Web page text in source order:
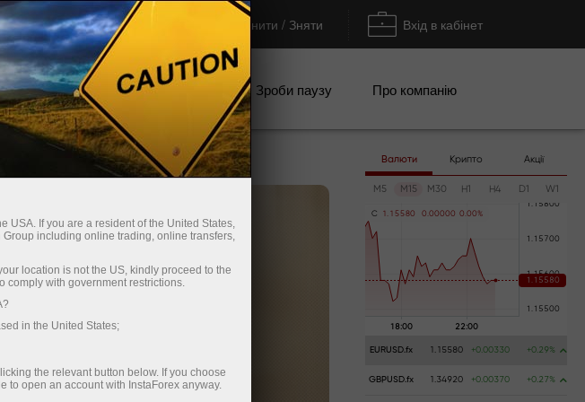
Торгова платформа Поповнити / Зняти Вхід в кабінет
Партнерам Промоакції Зроби паузу Про компанію
Валюти Крипто Акції
M5 M15 M30 H1 H4 D1 W1
C 1 . 1 5580 0 .00000 0 .00%
EURUSD.fx 1.15580 +0.00330 +0.29%
GBPUSD.fx 1.34920 +0.00370 +0.27%
USA. If you are a resident of the United States,
including online trading, online transfers,
location is not the US, kindly proceed to the
comply with government restrictions.
in the United States;
the relevant button below. If you choose
to open an account with InstaForex anyway.